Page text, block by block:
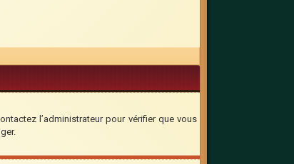
l’administrateur pour vérifier que vous